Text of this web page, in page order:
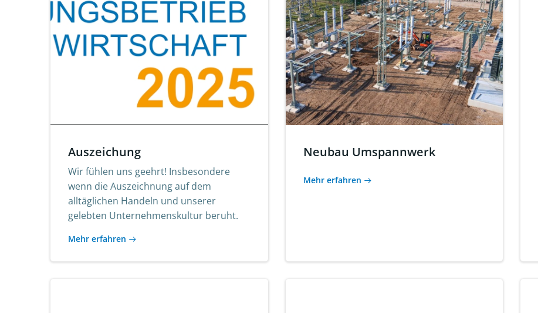
Auszeichung
Wir fühlen uns geehrt! Insbesondere
wenn die Auszeichnung auf dem
alltäglichen Handeln und unserer
gelebten Unternehmenskultur beruht.
Mehr erfahren
Neubau Umspannwerk
Mehr erfahren